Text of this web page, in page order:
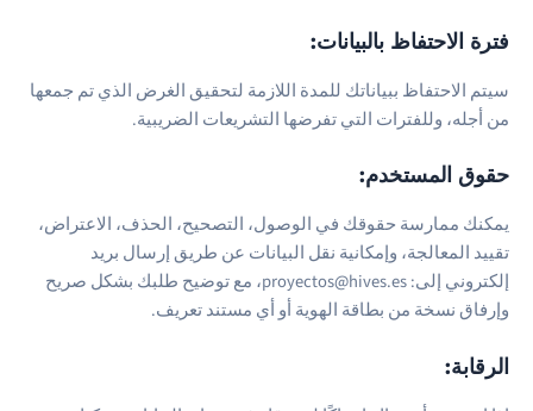
الاحتفاظ بالبيانات:
الاحتفاظ ببياناتك للمدة اللازمة لتحقيق الغرض الذي تم جمعها
أجله، وللفترات التي تفرضها التشريعات الضريبية.
المستخدم:
ممارسة حقوقك في الوصول، التصحيح، الحذف، الاعتراض،
المعالجة، وإمكانية نقل البيانات عن طريق إرسال بريد
إلكتروني إلى: proyectos@hives.es، مع توضيح طلبك بشكل صريح
نسخة من بطاقة الهوية أو أي مستند تعريف.